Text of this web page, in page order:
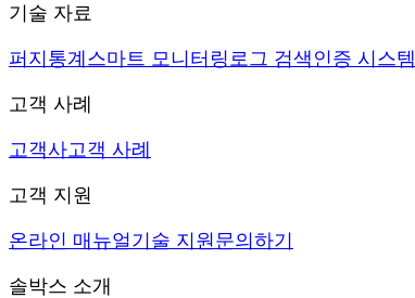
기술 자료
퍼지 통계 스마트 모니터링로그 검색 인증 시스템
고객 사례
고객사고객 사례
고객 지원
온라인 매뉴얼 기술 지원 문의하기
솔박스 소개